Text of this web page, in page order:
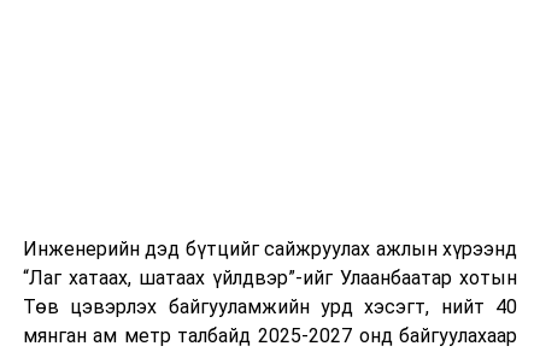
өдөр тутмын ажлын бэлэн байдлыг хангах зэрэг
практик ур чадварыг сургалтын хөтөлбөрт тусгажээ.
Сургалтыг танилцуулах лекц, асуулт-хариулт,
Инженерийн дэд бүтцийг сайжруулах ажлын хүрээнд
“Лаг хатаах, шатаах үйлдвэр”-ийг Улаанбаатар хотын
Төв цэвэрлэх байгууламжийн урд хэсэгт, нийт 40
мянган ам метр талбайд 2025-2027 онд байгуулахаар